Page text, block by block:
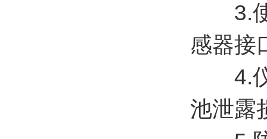
3.使
感器接
4.仪
池泄露